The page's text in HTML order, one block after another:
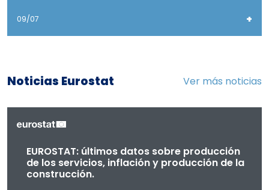
09/07 +
Noticias Eurostat Ver más noticias
EUROSTAT: últimos datos sobre producción
de los servicios, inflación y producción de la
construcción.